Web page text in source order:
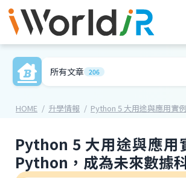
所有文章 206
HOME 升學情報
Python 5 大用途與應
Python，成為未來數據